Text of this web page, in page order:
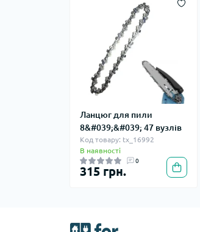
Ланцюг для пили
8&#039;&#039; 47 вузлів
Код товару: tx_16992
В наявності
0
315 грн.